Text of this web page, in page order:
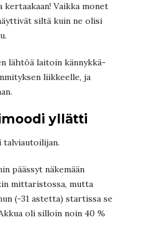
kertaakaan! Vaikka monet
siltä kuin ne olisi
lähtöä laitoin kännykkä-
liikkeelle, ja
yllätti
päässyt näkemään
mittaristossa, mutta
(-31 astetta) startissa se
oli silloin noin 40 %